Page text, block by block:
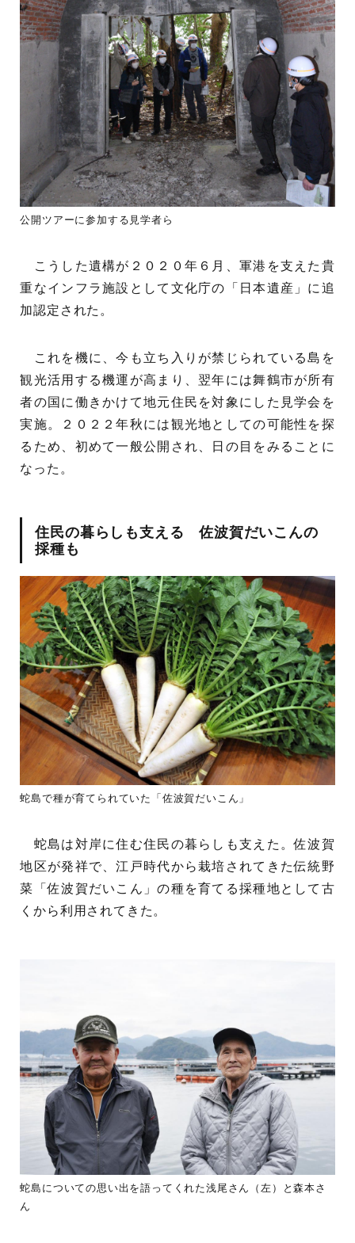
公開ツアーに参加する見学者ら
こうした遺構が２０２０年６月、軍港を支えた貴
重なインフラ施設として文化庁の「日本遺産」に追
加認定された。
これを機に、今も立ち入りが禁じられている島を
観光活用する機運が高まり、翌年には舞鶴市が所有
者の国に働きかけて地元住民を対象にした見学会を
実施。２０２２年秋には観光地としての可能性を探
るため、初めて一般公開され、日の目をみることに
なった。
住民の暮らしも支える 佐波賀だいこんの
採種も
蛇島で種が育てられていた「佐波賀だいこん」
蛇島は対岸に住む住民の暮らしも支えた。佐波賀
地区が発祥で、江戸時代から栽培されてきた伝統野
菜「佐波賀だいこん」の種を育てる採種地として古
くから利用されてきた。
蛇島についての思い出を語ってくれた浅尾さん（左）と森本さ
ん